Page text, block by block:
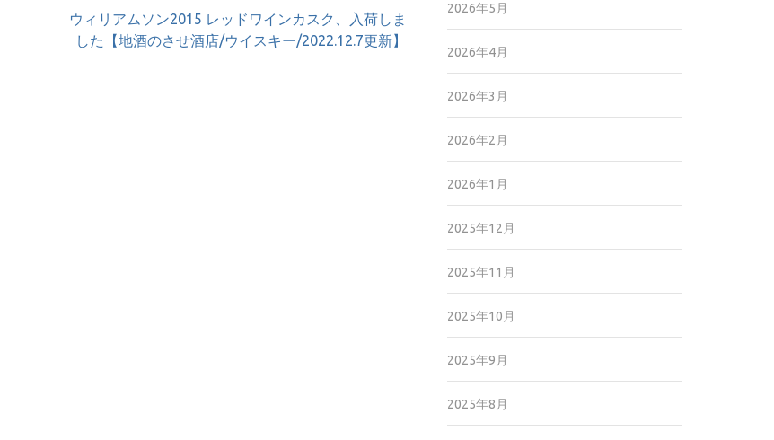
ウィリアムソン2015 レッドワインカスク、入荷しま
した【地酒のさせ酒店/ウイスキー/2022.12.7更新】
2026年5月
2026年4月
2026年3月
2026年2月
2026年1月
2025年12月
2025年11月
2025年10月
2025年9月
2025年8月